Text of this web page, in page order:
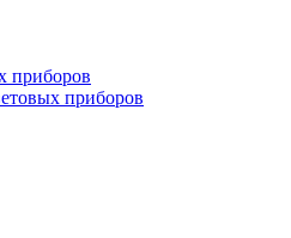
приборов
приборов